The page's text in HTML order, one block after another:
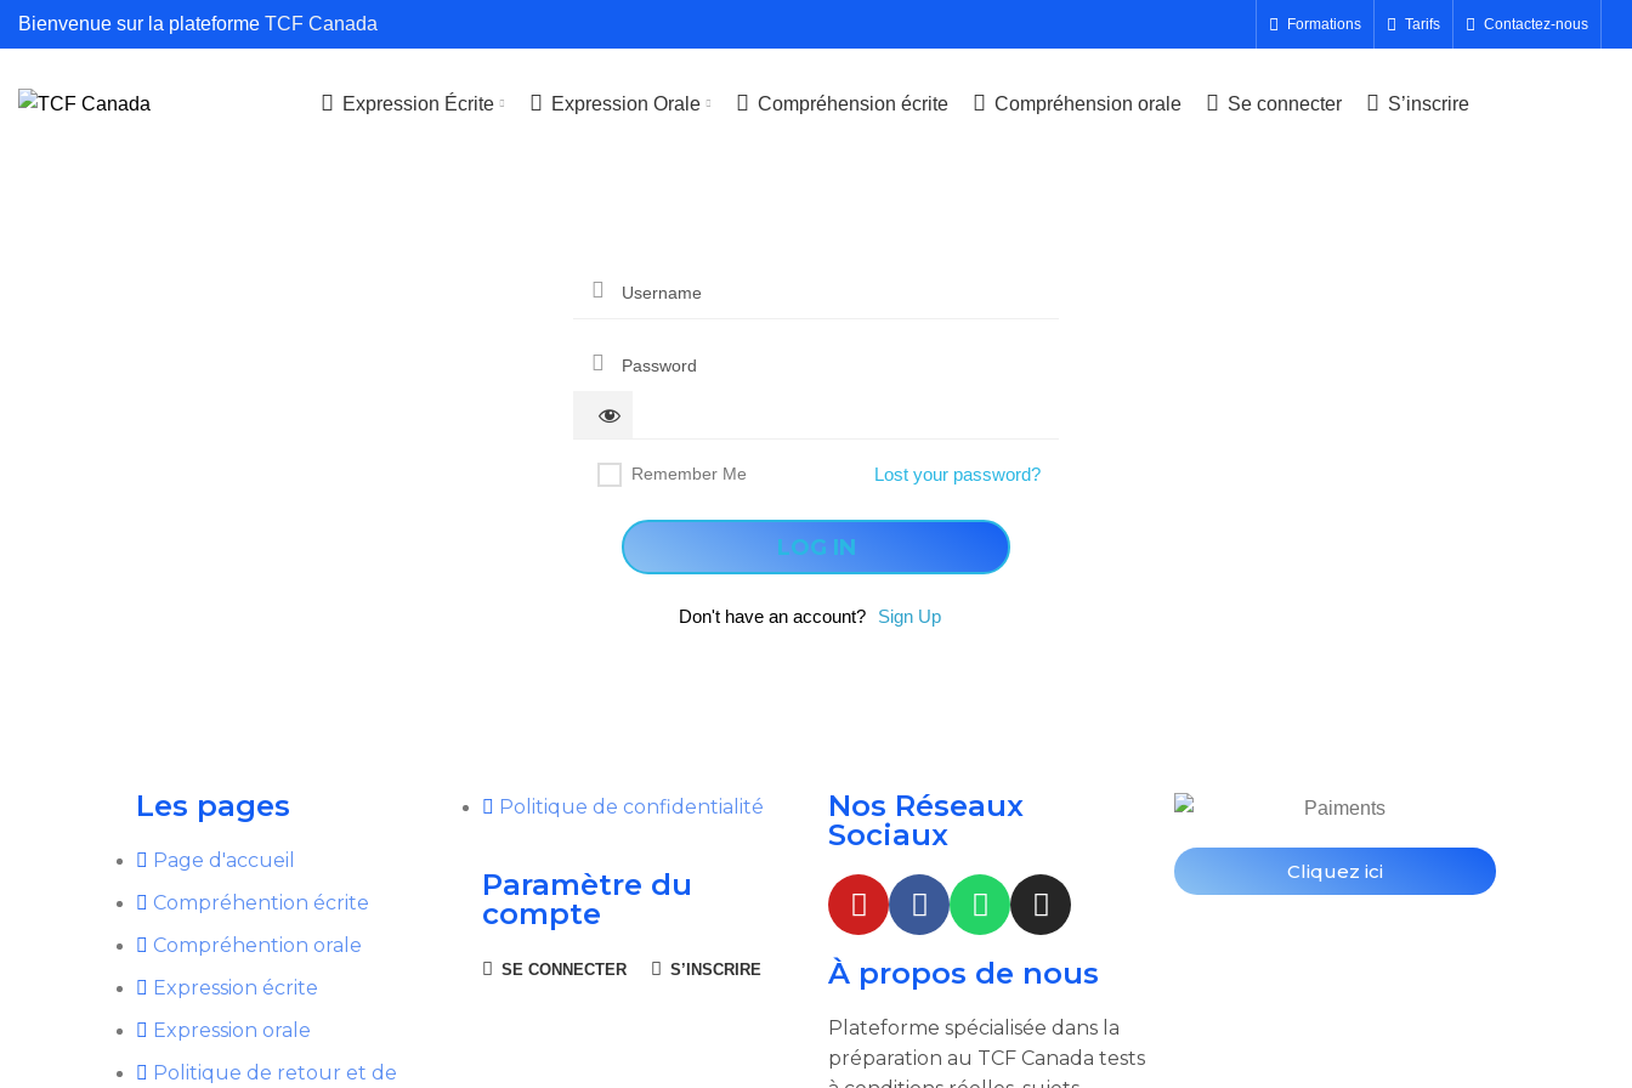
Bienvenue sur la plateforme TCF Canada Formations Tarifs Contactez-nous
Expression Écrite Expression Orale Compréhension écrite Compréhension orale Se connecter S’inscrire
Remember Me Lost your password?
Don't have an account? Sign Up
Les pages
Page d'accueil
Compréhention écrite
Compréhention orale
Expression écrite
Expression orale
Politique de retour et de
Politique de confidentialité
Paramètre du
compte
SE CONNECTER S’INSCRIRE
Nos Réseaux
Sociaux
À propos de nous
Plateforme spécialisée dans la
préparation au TCF Canada tests
Cliquez ici